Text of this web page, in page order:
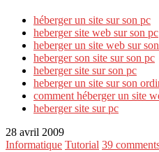
héberger un site sur son pc
heberger site web sur son pc
heberger un site web sur
heberger son site sur son pc
heberger site sur son pc
heberger un site sur son
comment héberger un site
heberger site sur pc
28 avril 2009
Informatique Tutorial 39